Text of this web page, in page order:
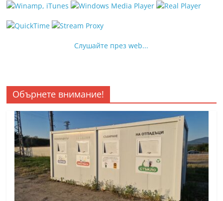
Слушайте през web...
Обърнете внимание!